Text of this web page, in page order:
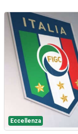
Eccellenza